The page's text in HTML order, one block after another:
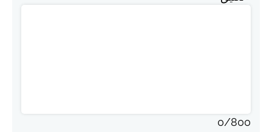
0/800